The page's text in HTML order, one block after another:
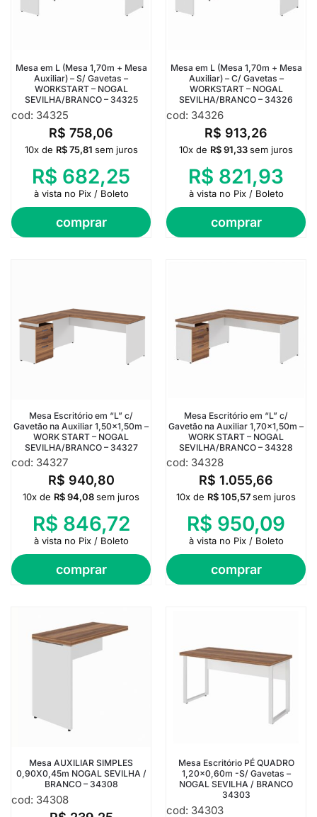
Mesa em L (Mesa 1,70m + Mesa
Auxiliar) – S/ Gavetas –
WORKSTART – NOGAL
SEVILHA/BRANCO – 34325
cod: 34325
R$ 758,06
comprar
10x de R$75,81 sem juros
R$ 682,25
à vista no Pix / Boleto
Mesa em L (Mesa 1,70m + Mesa
Auxiliar) – C/ Gavetas –
WORKSTART – NOGAL
SEVILHA/BRANCO – 34326
cod: 34326
R$ 913,26
comprar
10x de R$91,33sem juros
R$ 821,93
à vista no Pix / Boleto
Mesa Escritório em “L” c/
Gavetão na Auxiliar 1,50×1,50m –
WORK START – NOGAL
SEVILHA/BRANCO – 34327
cod: 34327
R$ 940,80
comprar
10x de R$94,08sem juros
R$ 846,72
à vista no Pix / Boleto
Mesa Escritório em “L” c/
Gavetão na Auxiliar 1,70×1,50m –
WORK START – NOGAL
SEVILHA/BRANCO – 34328
cod: 34328
R$ 1.055,66
comprar
10x de R$105,57sem juros
R$ 950,09
à vista no Pix / Boleto
Mesa AUXILIAR SIMPLES
0,90X0,45m NOGAL SEVILHA /
BRANCO – 34308
cod: 34308
Mesa Escritório PÉ QUADRO
1,20×0,60m -S/ Gavetas –
NOGAL SEVILHA / BRANCO
34303
cod: 34303